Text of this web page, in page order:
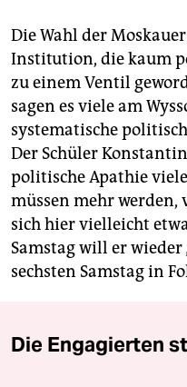
Die Wahl der
Institution, die kaum
zu einem Ventil
sagen es viele am
systematische
Der Schüler
politische Apathie
müssen mehr
sich hier vielleicht
Samstag will er wieder
sechsten Samstag in
Die Engagierten